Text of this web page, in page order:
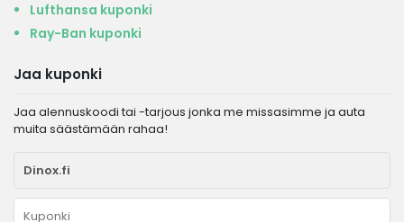
Lufthansa kuponki
Ray-Ban kuponki
Jaa kuponki
Jaa alennuskoodi tai -tarjous jonka me missasimme ja auta
muita säästämään rahaa!